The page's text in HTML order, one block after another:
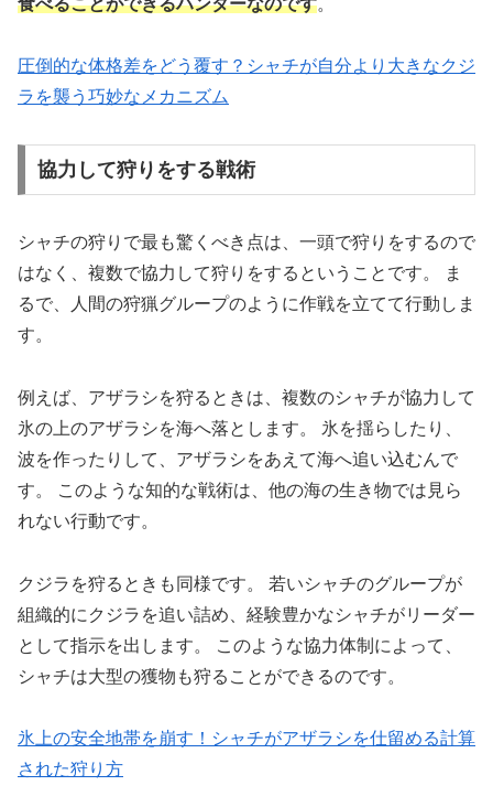
圧倒的な体格差をどう覆す？シャチが自分より大きなクジ
ラを襲う巧妙なメカニズム
協力して狩りをする戦術
シャチの狩りで最も驚くべき点は、一頭で狩りをするので
はなく、複数で協力して狩りをするということです。 ま
るで、人間の狩猟グループのように作戦を立てて行動しま
す。
例えば、アザラシを狩るときは、複数のシャチが協力して
氷の上のアザラシを海へ落とします。 氷を揺らしたり、
波を作ったりして、アザラシをあえて海へ追い込むんで
す。 このような知的な戦術は、他の海の生き物では見ら
れない行動です。
クジラを狩るときも同様です。 若いシャチのグループが
組織的にクジラを追い詰め、経験豊かなシャチがリーダー
として指示を出します。 このような協力体制によって、
シャチは大型の獲物も狩ることができるのです。
氷上の安全地帯を崩す！シャチがアザラシを仕留める計算
された狩り方